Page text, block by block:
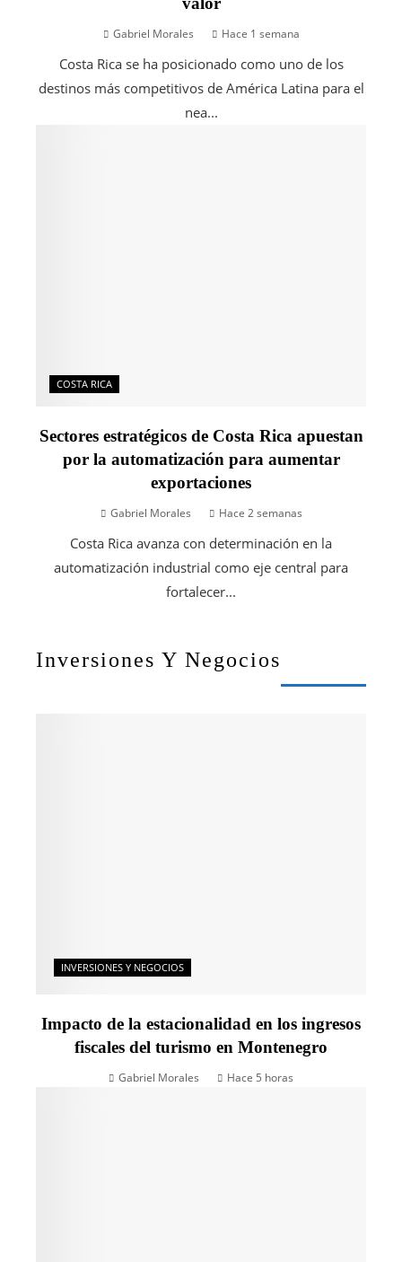
Gabriel Morales Hace 1 semana
Costa Rica se ha posicionado como uno de los
destinos más competitivos de América Latina para el
nea...
COSTA RICA
Sectores estratégicos de Costa Rica apuestan
por la automatización para aumentar
exportaciones
Gabriel Morales Hace 2 semanas
Costa Rica avanza con determinación en la
automatización industrial como eje central para
fortalecer...
Inversiones Y Negocios
INVERSIONES Y NEGOCIOS
Impacto de la estacionalidad en los ingresos
fiscales del turismo en Montenegro
Gabriel Morales Hace 5 horas